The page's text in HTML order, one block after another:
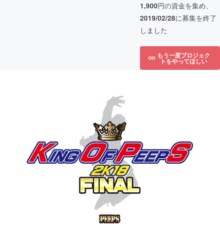
1,900円の資金を集め、
2019/02/28に募集を終了
しました
もう一度プロジェク
トをやってほしい